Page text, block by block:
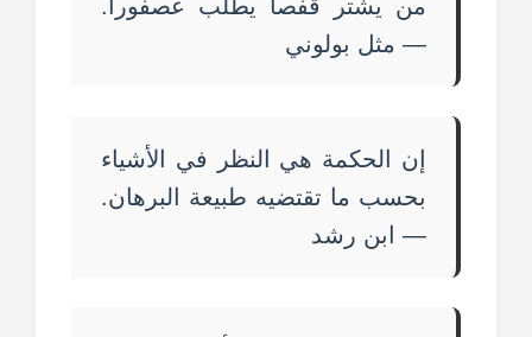
من يشتر قفصا يطلب عصفورا.
— مثل بولوني
إن الحكمة هي النظر في الأشياء
بحسب ما تقتضيه طبيعة البرهان.
— ابن رشد